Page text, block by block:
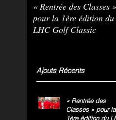
« Rentrée des Classes »
pour la 1ère édition du
LHC Golf Classic
Ajouts Récents
« Rentrée des
Classes » pour la
1ère édition du